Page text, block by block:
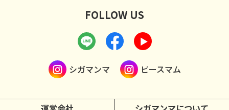
FOLLOW US
シガマンマ ピースマム